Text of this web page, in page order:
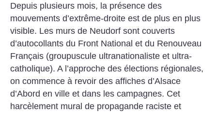
Depuis plusieurs mois, la présence des
mouvements d’extrême-droite est de plus en plus
visible. Les murs de Neudorf sont couverts
d’autocollants du Front National et du Renouveau
Français (groupuscule ultranationaliste et ultra-
catholique). A l’approche des élections régionales,
on commence à revoir des affiches d’Alsace
d’Abord en ville et dans les campagnes. Cet
harcèlement mural de propagande raciste et